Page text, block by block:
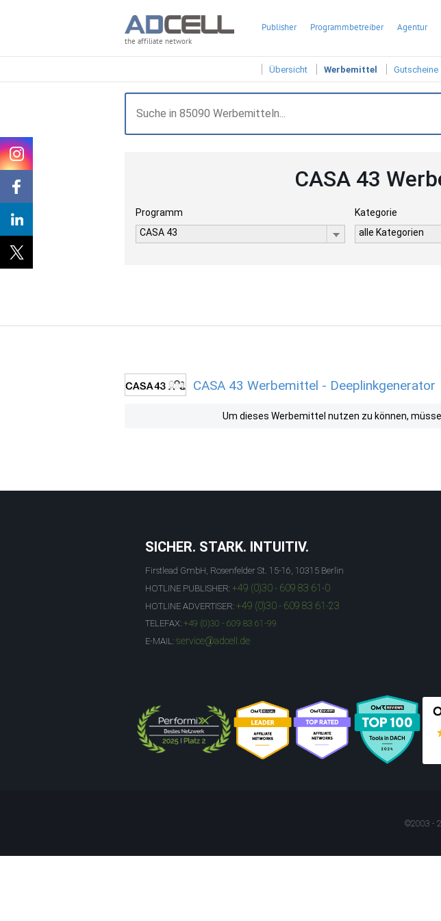
the affiliate network
Publisher Programmbetreiber Agentur
Übersicht Werbemittel Gutscheine
CASA 43
Programm
CASA 43
Kategorie
alle Kategorien
CASA 43 Werbemittel - Deeplinkgenerator
Um dieses Werbemittel nutzen zu können,
SICHER. STARK. INTUITIV.
Firstlead GmbH, Rosenfelder St. 15-16, 10315 Berlin
HOTLINE PUBLISHER: +49 (0)30 - 609 83 61-0
HOTLINE ADVERTISER: +49 (0)30 - 609 83 61-23
TELEFAX: +49 (0)30 - 609 83 61-99
E-MAIL: service@adcell.de
©2003 -